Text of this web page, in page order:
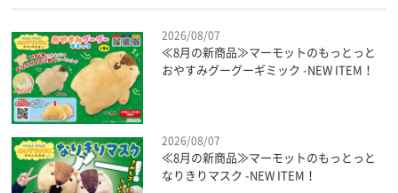
2026/08/07
≪8月の新商品≫マーモットのもっとっと
おやすみグーグーギミック -NEW ITEM！
2026/08/07
≪8月の新商品≫マーモットのもっとっと
なりきりマスク -NEW ITEM！